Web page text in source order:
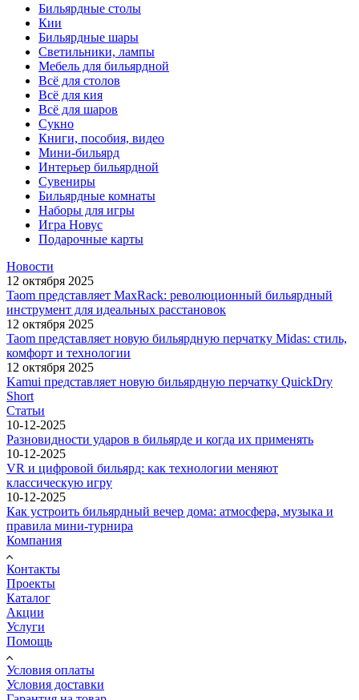
Бильярдные столы
Кии
Бильярдные шары
Светильники, лампы
Мебель для бильярдной
Всё для столов
Всё для кия
Всё для шаров
Сукно
Книги, пособия, видео
Мини-бильярд
Интерьер бильярдной
Сувениры
Бильярдные комнаты
Наборы для игры
Игра Новус
Подарочные карты
Новости
12 октября 2025
Taom представляет MaxRack: революционный бильярдный
инструмент для идеальных расстановок
12 октября 2025
Taom представляет новую бильярдную перчатку Midas: стиль,
комфорт и технологии
12 октября 2025
Kamui представляет новую бильярдную перчатку QuickDry
Short
Статьи
10-12-2025
Разновидности ударов в бильярде и когда их применять
10-12-2025
VR и цифровой бильярд: как технологии меняют
классическую игру
10-12-2025
Как устроить бильярдный вечер дома: атмосфера, музыка и
правила мини-турнира
Компания
Контакты
Проекты
Каталог
Акции
Услуги
Помощь
Условия оплаты
Условия доставки